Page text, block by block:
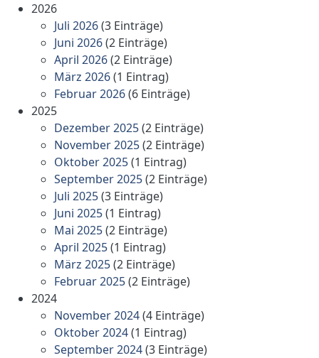
2026
Juli 2026(3 Einträge)
Juni 2026(2 Einträge)
April 2026(2 Einträge)
März 2026(1 Eintrag)
Februar 2026(6 Einträge)
2025
Dezember 2025(2 Einträge)
November 2025(2 Einträge)
Oktober 2025(1 Eintrag)
September 2025(2 Einträge)
Juli 2025(3 Einträge)
Juni 2025(1 Eintrag)
Mai 2025(2 Einträge)
April 2025(1 Eintrag)
März 2025(2 Einträge)
Februar 2025(2 Einträge)
2024
November 2024(4 Einträge)
Oktober 2024(1 Eintrag)
September 2024(3 Einträge)